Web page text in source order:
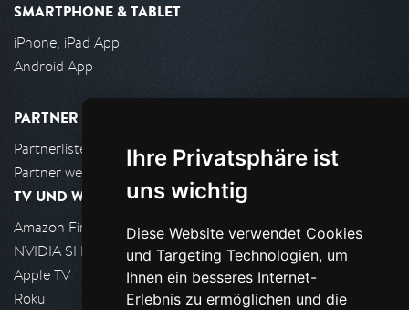
Ihre Privatsphäre ist
uns wichtig
Diese Website verwendet Cookies
und Targeting Technologien, um
Ihnen ein besseres Internet-
Erlebnis zu ermöglichen und die
SMARTPHONE & TABLET
iPhone, iPad App
Android App
PARTNER
Partnerliste
Partner werden
TV UND WOHNZIMMER
Amazon FireTV
NVIDIA SHIELD, Google TV
Apple TV
Roku